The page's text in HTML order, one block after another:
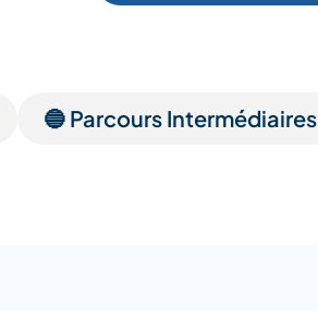
🔵 Parcours Intermédiaires